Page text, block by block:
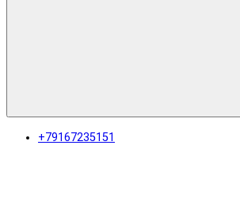
+79167235151